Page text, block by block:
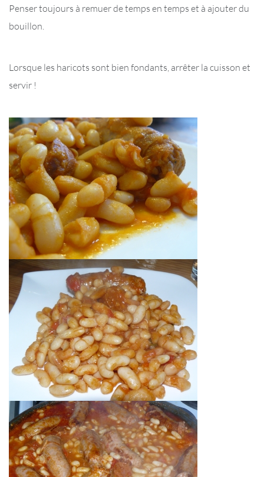
Penser toujours à remuer de temps en temps et à ajouter du
bouillon.
Lorsque les haricots sont bien fondants, arrêter la cuisson et
servir !